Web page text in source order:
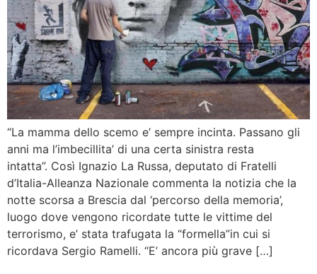
“La mamma dello scemo e’ sempre incinta. Passano gli
anni ma l’imbecillita’ di una certa sinistra resta
intatta”. Così Ignazio La Russa, deputato di Fratelli
d’Italia-Alleanza Nazionale commenta la notizia che la
notte scorsa a Brescia dal ‘percorso della memoria’,
luogo dove vengono ricordate tutte le vittime del
terrorismo, e’ stata trafugata la “formella”in cui si
ricordava Sergio Ramelli. “E’ ancora più grave […]